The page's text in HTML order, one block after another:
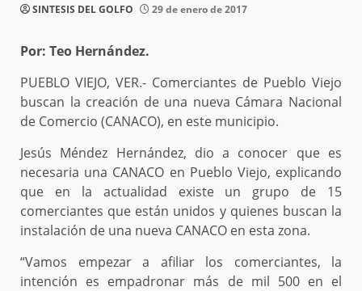
SINTESIS DEL GOLFO 29 de enero de 2017
Por: Teo Hernández.
PUEBLO VIEJO, VER.- Comerciantes de Pueblo Viejo
buscan la creación de una nueva Cámara Nacional
de Comercio (CANACO), en este municipio.
Jesús Méndez Hernández, dio a conocer que es
necesaria una CANACO en Pueblo Viejo, explicando
que en la actualidad existe un grupo de 15
comerciantes que están unidos y quienes buscan la
instalación de una nueva CANACO en esta zona.
“Vamos empezar a afiliar los comerciantes, la
intención es empadronar más de mil 500 en el